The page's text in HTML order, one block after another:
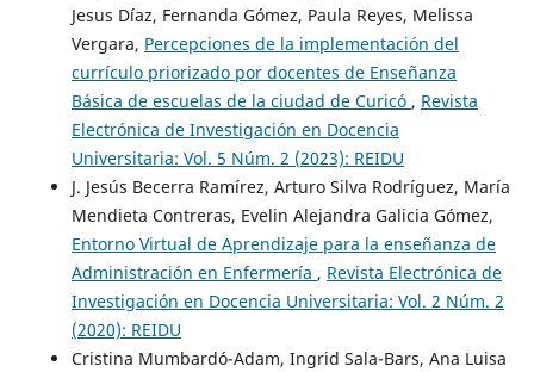
Jesus Díaz, Fernanda Gómez, Paula Reyes, Melissa
Vergara, Percepciones de la implementación del
currículo priorizado por docentes de Enseñanza
Básica de escuelas de la ciudad de Curicó , Revista
Electrónica de Investigación en Docencia
Universitaria: Vol. 5 Núm. 2 (2023): REIDU
J. Jesús Becerra Ramírez, Arturo Silva Rodríguez, María
Mendieta Contreras, Evelin Alejandra Galicia Gómez,
Entorno Virtual de Aprendizaje para la enseñanza de
Administración en Enfermería , Revista Electrónica de
Investigación en Docencia Universitaria: Vol. 2 Núm. 2
(2020): REIDU
Cristina Mumbardó-Adam, Ingrid Sala-Bars, Ana Luisa